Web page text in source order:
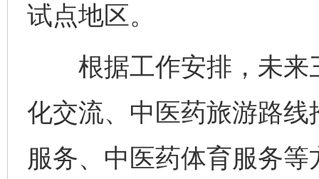
试点地区。
根据工作安排，未来
化交流、中医药旅游路
服务、中医药体育服务